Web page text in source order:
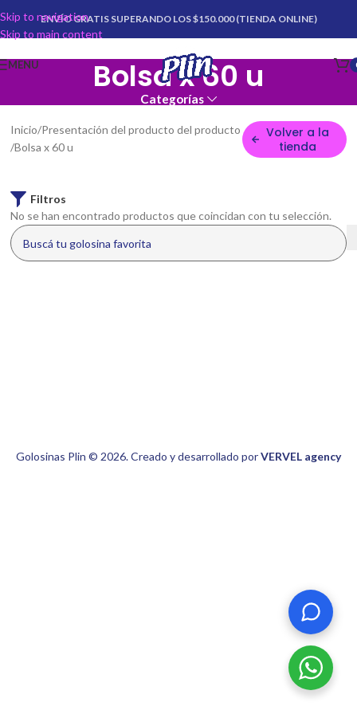
Skip to navigation
Skip to main content
ENVÍO GRATIS SUPERANDO LOS $150.000 (TIENDA ONLINE)
MENU Bolsa x 60 u
Categorías
Inicio Presentación del producto del producto
Bolsa x 60 u
Volver a la
tienda
Filtros
No se han encontrado productos que coincidan con tu selección.
Golosinas Plin © 2026. Creado y desarrollado porVERVEL agency